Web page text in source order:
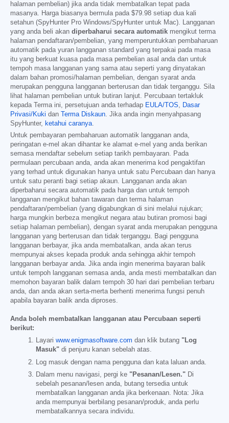
halaman pembelian) jika anda tidak membatalkan tepat pada
masanya. Harga biasanya bermula pada $79.98 setiap dua kali
setahun (SpyHunter Pro Windows/SpyHunter untuk Mac). Langganan
yang anda beli akan diperbaharui secara automatik mengikut terma
halaman pendaftaran/pembelian, yang memperuntukkan pembaharuan
automatik pada yuran langganan standard yang terpakai pada masa
itu yang berkuat kuasa pada masa pembelian asal anda dan untuk
tempoh masa langganan yang sama atau seperti yang dinyatakan
dalam bahan promosi/halaman pembelian, dengan syarat anda
merupakan pengguna langganan berterusan dan tidak terganggu. Sila
lihat halaman pembelian untuk butiran lanjut. Percubaan tertakluk
kepada Terma ini, persetujuan anda terhadap EULA/TOS, Dasar
Privasi/Kuki dan Terma Diskaun. Jika anda ingin menyahpasang
SpyHunter, ketahui caranya.
Untuk pembayaran pembaharuan automatik langganan anda,
peringatan e-mel akan dihantar ke alamat e-mel yang anda berikan
semasa mendaftar sebelum setiap tarikh pembayaran. Pada
permulaan percubaan anda, anda akan menerima kod pengaktifan
yang terhad untuk digunakan hanya untuk satu Percubaan dan hanya
untuk satu peranti bagi setiap akaun. Langganan anda akan
diperbaharui secara automatik pada harga dan untuk tempoh
langganan mengikut bahan tawaran dan terma halaman
pendaftaran/pembelian (yang digabungkan di sini melalui rujukan;
harga mungkin berbeza mengikut negara atau butiran promosi bagi
setiap halaman pembelian), dengan syarat anda merupakan pengguna
langganan yang berterusan dan tidak terganggu. Bagi pengguna
langganan berbayar, jika anda membatalkan, anda akan terus
mempunyai akses kepada produk anda sehingga akhir tempoh
langganan berbayar anda. Jika anda ingin menerima bayaran balik
untuk tempoh langganan semasa anda, anda mesti membatalkan dan
memohon bayaran balik dalam tempoh 30 hari dari pembelian terbaru
anda, dan anda akan serta-merta berhenti menerima fungsi penuh
apabila bayaran balik anda diproses.
Anda boleh membatalkan langganan atau Percubaan seperti
berikut:
Layari www.enigmasoftware.com dan klik butang "Log
Masuk" di penjuru kanan sebelah atas.
Log masuk dengan nama pengguna dan kata laluan anda.
Dalam menu navigasi, pergi ke "Pesanan/Lesen." Di
sebelah pesanan/lesen anda, butang tersedia untuk
membatalkan langganan anda jika berkenaan. Nota: Jika
anda mempunyai berbilang pesanan/produk, anda perlu
membatalkannya secara individu.